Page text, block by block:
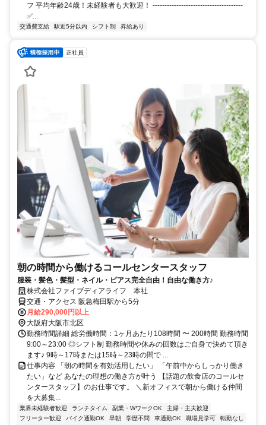
フ 平均年齢24歳！未経験者も大歓迎！ --------------------------------------
✅...
交通費支給 駅近5分以内 シフト制 昇給あり
正社員
朝の時間から働けるコールセンタースタッフ
服装・髪色・髪型・ネイル・ピアス完全自由！自由な働き方♪
株式会社ファイブディアライフ 本社
交通・アクセス 阪急梅田駅から5分
月給290,000円以上
大阪府大阪市北区
勤務時間詳細 総労働時間：1ヶ月あたり108時間 〜 200時間 勤務時間
9:00～23:00 ◎シフト制 勤務時間や休みの回数はご自身で決めて頂き
ます♪ 9時～17時または15時～23時の間で ...
仕事内容 「朝の時間を有効活用したい」 「午前中からしっかり働き
たい」など あなたの理想の働き方が叶う 【話題の飲食店のコールセ
ンタースタッフ】のお仕事です。 ＼新オフィスで朝から働ける仲間
を大募集...
業界未経験者歓迎 ランチタイム 副業・WワークOK
主婦・主夫歓迎
フリーター歓迎
バイク通勤OK 早朝 学歴不問 車通勤OK 職場見学可 転勤なし